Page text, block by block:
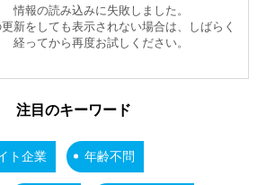
情報の読み込みに失敗しました。
新をしても表示されない場合は、しばらく
経ってから再度お試しください。
注目のキーワード
ト企業 年齢不問